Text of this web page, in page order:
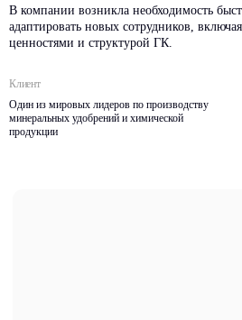
В компании возникла необходимость
адаптировать новых сотрудников,
ценностями и структурой ГК.
Клиент
Один из мировых лидеров по производству
минеральных удобрений и химической
продукции